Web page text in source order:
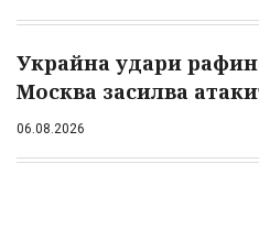
Украйна удари
Москва засилва
06.08.2026